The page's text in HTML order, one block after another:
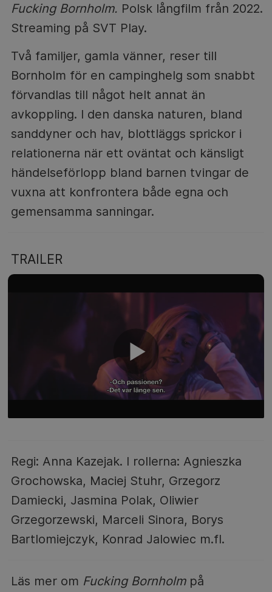
Fucking Bornholm. Polsk långfilm från 2022.
Streaming på SVT Play.
Två familjer, gamla vänner, reser till
Bornholm för en campinghelg som snabbt
förvandlas till något helt annat än
avkoppling. I den danska naturen, bland
sanddyner och hav, blottläggs sprickor i
relationerna när ett oväntat och känsligt
händelseförlopp bland barnen tvingar de
vuxna att konfrontera både egna och
gemensamma sanningar.
TRAILER
Regi: Anna Kazejak. I rollerna: Agnieszka
Grochowska, Maciej Stuhr, Grzegorz
Damiecki, Jasmina Polak, Oliwier
Grzegorzewski, Marceli Sinora, Borys
Bartlomiejczyk, Konrad Jalowiec m.fl.
Läs mer om Fucking Bornholmpå